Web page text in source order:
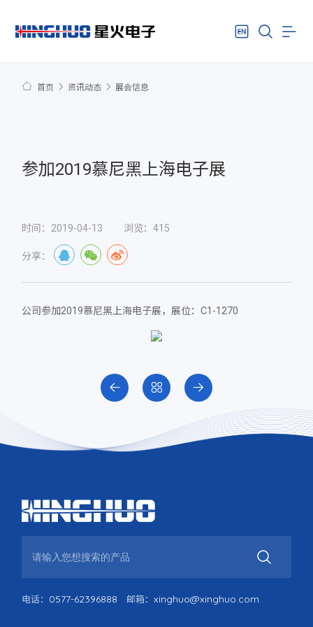
首页 资讯动态 展会信息
参加2019慕尼黑上海电子展
时间：2019-04-13 浏览：415
分享：
公司参加2019慕尼黑上海电子展，展位：C1-1270
电话： 0577-62396888 邮箱：xinghuo@xinghuo.com